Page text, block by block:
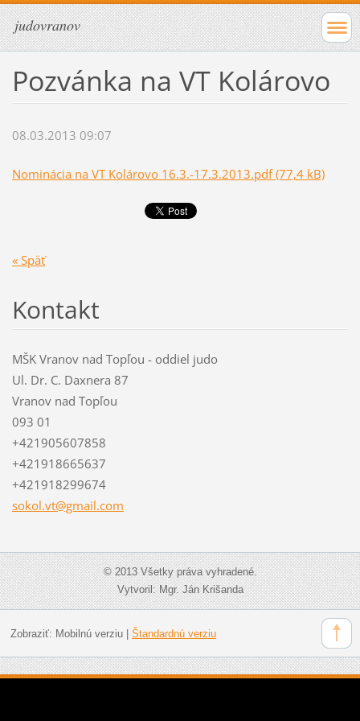
judovranov
Pozvánka na VT Kolárovo
08.03.2013 09:07
Nominácia na VT Kolárovo 16.3.-17.3.2013.pdf (77,4 kB)
« Späť
Kontakt
MŠK Vranov nad Topľou - oddiel judo
Ul. Dr. C. Daxnera 87
Vranov nad Topľou
093 01
+421905607858
+421918665637
+421918299674
sokol.vt@gmail.com
© 2013 Všetky práva vyhradené.
Vytvoril: Mgr. Ján Krišanda
Zobraziť: Mobilnú verziu| Štandardnú verziu